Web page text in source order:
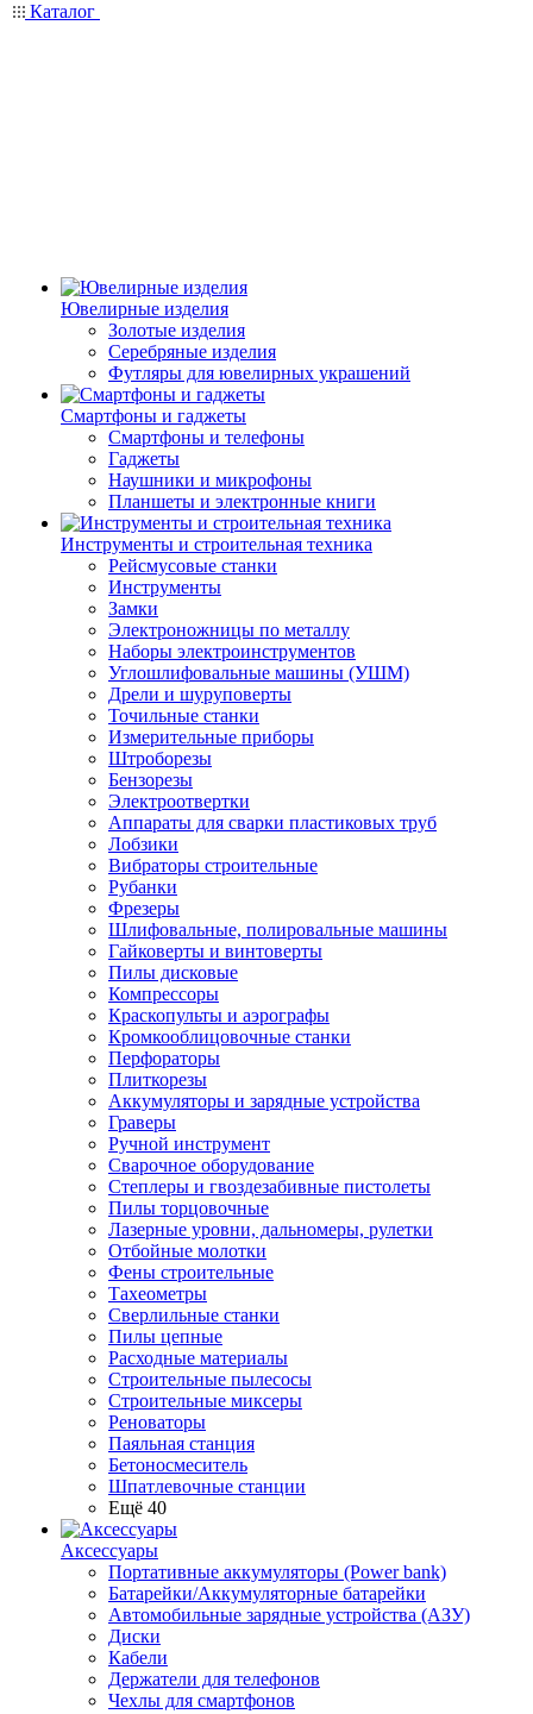
Каталог
Ювелирные изделия
Золотые изделия
Серебряные изделия
Футляры для ювелирных украшений
Смартфоны и гаджеты
Смартфоны и телефоны
Гаджеты
Наушники и микрофоны
Планшеты и электронные книги
Инструменты и строительная техника
Рейсмусовые станки
Инструменты
Замки
Электроножницы по металлу
Наборы электроинструментов
Углошлифовальные машины (УШМ)
Дрели и шуруповерты
Точильные станки
Измерительные приборы
Штроборезы
Бензорезы
Электроотвертки
Аппараты для сварки пластиковых труб
Лобзики
Вибраторы строительные
Рубанки
Фрезеры
Шлифовальные, полировальные машины
Гайковерты и винтоверты
Пилы дисковые
Компрессоры
Краскопульты и аэрографы
Кромкооблицовочные станки
Перфораторы
Плиткорезы
Аккумуляторы и зарядные устройства
Граверы
Ручной инструмент
Сварочное оборудование
Степлеры и гвоздезабивные пистолеты
Пилы торцовочные
Лазерные уровни, дальномеры, рулетки
Отбойные молотки
Фены строительные
Тахеометры
Сверлильные станки
Пилы цепные
Расходные материалы
Строительные пылесосы
Строительные миксеры
Реноваторы
Паяльная станция
Бетоносмеситель
Шпатлевочные станции
Ещё 40
Аксессуары
Портативные аккумуляторы (Power bank)
Батарейки/Аккумуляторные батарейки
Автомобильные зарядные устройства (АЗУ)
Диски
Кабели
Держатели для телефонов
Чехлы для смартфонов